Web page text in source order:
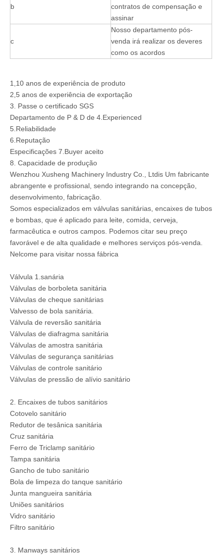
b
contratos de compensação e
assinar
c
Nosso departamento pós-
venda irá realizar os deveres
como os acordos
1,10 anos de experiência de produto
2,5 anos de experiência de exportação
3. Passe o certificado SGS
Departamento de P & D de 4.Experienced
5.Reliabilidade
6.Reputação
Especificações 7.Buyer aceito
8. Capacidade de produção
Wenzhou Xusheng Machinery Industry Co., Ltdis Um fabricante
abrangente e profissional, sendo integrando na concepção,
desenvolvimento, fabricação.
Somos especializados em válvulas sanitárias, encaixes de tubos
e bombas, que é aplicado para leite, comida, cerveja,
farmacêutica e outros campos. Podemos citar seu preço
favorável e de alta qualidade e melhores serviços pós-venda.
Nelcome para visitar nossa fábrica
Válvula 1.sanária
Válvulas de borboleta sanitária
Válvulas de cheque sanitárias
Valvesso de bola sanitária.
Válvula de reversão sanitária
Válvulas de diafragma sanitária
Válvulas de amostra sanitária
Válvulas de segurança sanitárias
Válvulas de controle sanitário
Válvulas de pressão de alívio sanitário
2. Encaixes de tubos sanitários
Cotovelo sanitário
Redutor de tesânica sanitária
Cruz sanitária
Ferro de Triclamp sanitário
Tampa sanitária
Gancho de tubo sanitário
Bola de limpeza do tanque sanitário
Junta mangueira sanitária
Uniões sanitários
Vidro sanitário
Filtro sanitário
3. Manways sanitários